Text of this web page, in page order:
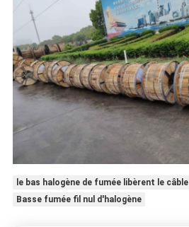
le bas halogène de fumée libèrent le câble
Basse fumée fil nul d'halogène